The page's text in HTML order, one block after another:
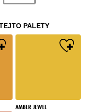
PALETY
AMBER JEWEL